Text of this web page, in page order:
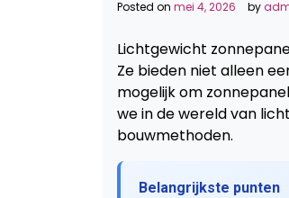
Posted on mei 4, 2026 by
Lichtgewicht
Ze bieden niet alleen
mogelijk om
we in de wereld van
bouwmethoden.
Belangrijkste punten